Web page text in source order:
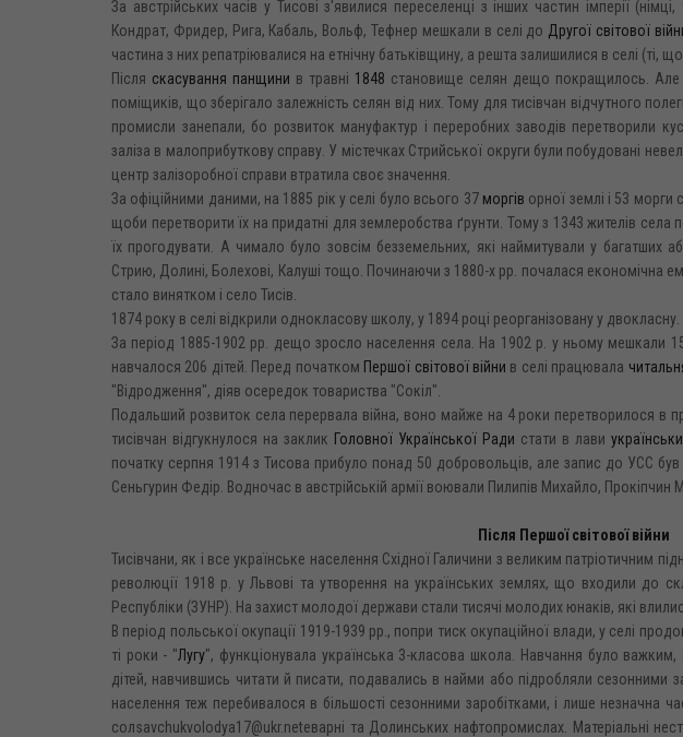
За австрійських часів у Тисові з'явилися переселенці з інших частин імперії
Кондрат, Фридер, Рига, Кабаль, Вольф, Тефнер мешкали в селі до Другої світової
частина з них репатріювалися на етнічну батьківщину, а решта залишилися в селі (ті,
Після скасування панщини в травні 1848 становище селян дещо покращилось. Але
поміщиків, що зберігало залежність селян від них. Тому для тисівчан відчутного
промисли занепали, бо розвиток мануфактур і переробних заводів перетворили
заліза в малоприбуткову справу. У містечках Стрийської округи були побудовані
центр залізоробної справи втратила своє значення.
За офіційними даними, на 1885 рік у селі було всього 37 моргів орної землі і 53 морги
щоби перетворити їх на придатні для землеробства ґрунти. Тому з 1343 жителів села
їх прогодувати. А чимало було зовсім безземельних, які наймитували у багатших
Стрию, Долині, Болехові, Калуші тощо. Починаючи з 1880-х рр. почалася економічна
стало винятком і село Тисів.
1874 року в селі відкрили однокласову школу, у 1894 році реорганізовану у двокласну.
За період 1885-1902 pp. дещо зросло населення села. На 1902 р. у ньому мешкали
навчалося 206 дітей. Перед початком Першої світової війни в селі працювала
"Відродження", діяв осередок товариства "Сокіл".
Подальший розвиток села перервала війна, воно майже на 4 роки перетворилося в
тисівчан відгукнулося на заклик Головної Української Ради стати в лави
початку серпня 1914 з Тисова прибуло понад 50 добровольців, але запис до УСС
Сеньгурин Федір. Водночас в австрійській армії воювали Пилипів Михайло, Прокіпчин
Після Першої світової війни
Тисівчани, як і все українське населення Східної Галичини з великим патріотичним
революції 1918 p. y Львові та утворення на українських землях, що входили до
Республіки (ЗУНР). На захист молодої держави стали тисячі молодих юнаків, які
В період польської окупації 1919-1939 pp., попри тиск окупаційної влади, у селі
ті роки - "Лугу", функціонувала українська 3-класова школа. Навчання було важким,
дітей, навчившись читати й писати, подавались в найми або підробляли сезонними
населення теж перебивалося в більшості сезонними заробітками, і лише незначна
солsavchukvolodya17@ukr.netеварні та Долинських нафтопромислах. Матеріальні